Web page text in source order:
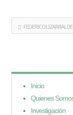
FEDERICOLIZARRALDE
Inicio
Quienes
Investigación